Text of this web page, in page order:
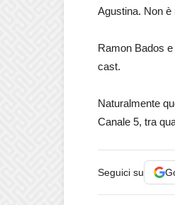
Agustina. Non è
Ramon Bados
cast.
Naturalmente
Canale 5, tra
Seguici su